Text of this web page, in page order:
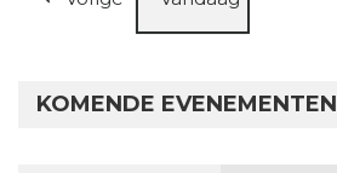
KOMENDE EVENEMENTEN